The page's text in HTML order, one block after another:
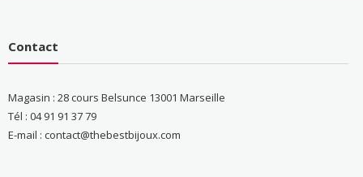
Contact
Magasin : 28 cours Belsunce 13001 Marseille
Tél : 04 91 91 37 79
E-mail : contact@thebestbijoux.com